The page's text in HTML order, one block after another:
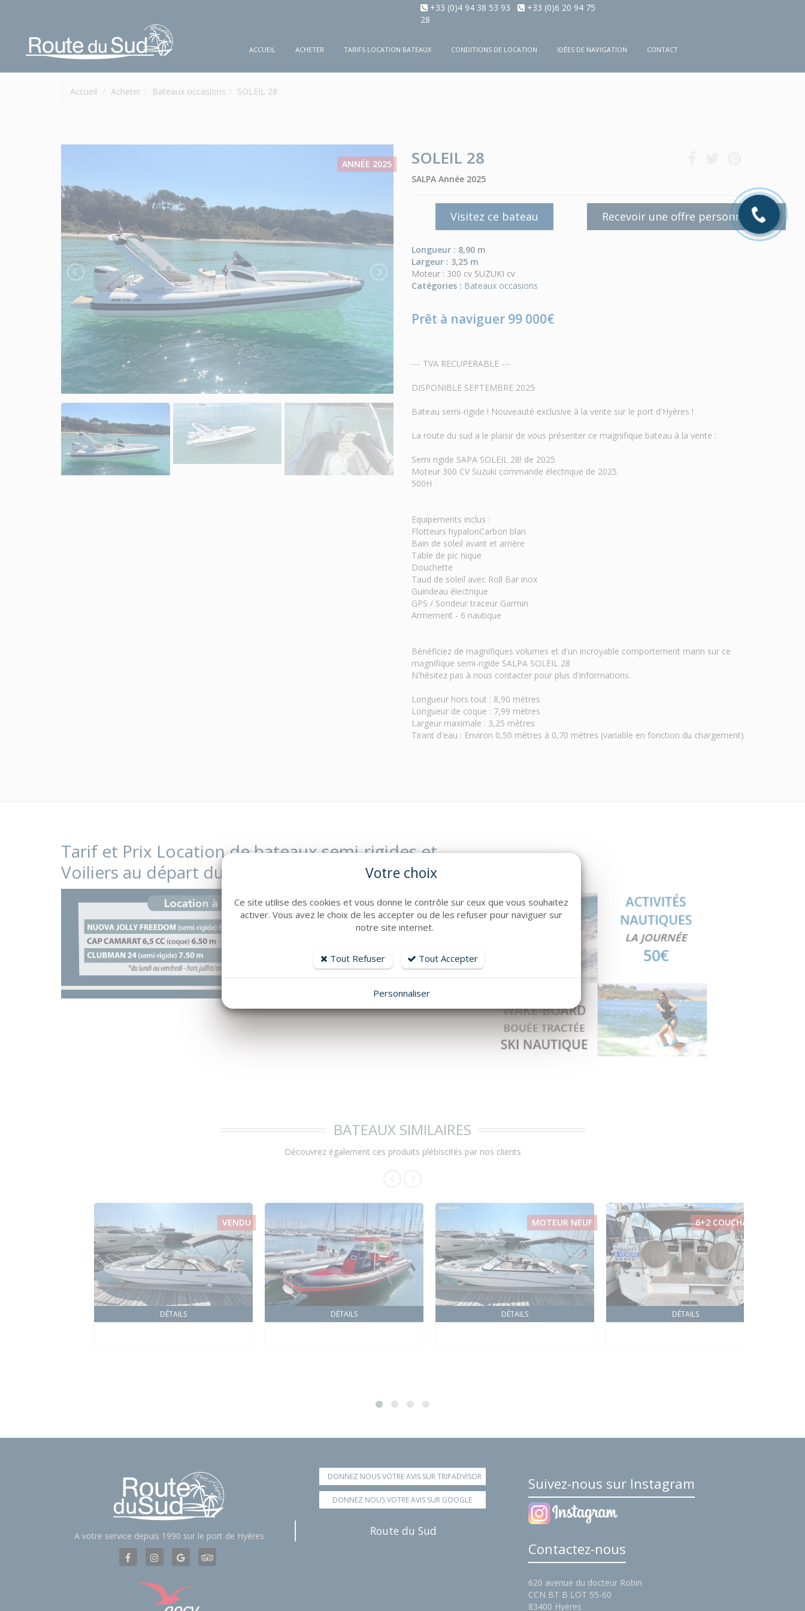
+33 (0)4 94 38 53 93
+33 (0)6 20 94 75
28
ACCUEIL ACHETER TARIFS LOCATION BATEAUX CONDITIONS DE LOCATION IDÉES DE NAVIGATION CONTACT
Accueil Acheter Bateaux occasions SOLEIL 28
ANNÉE 2025 SOLEIL 28
SALPA Année 2025
Visitez ce bateau Recevoir une offre personnalisée
Longueur : 8,90 m
Largeur : 3,25 m
Moteur : 300 cv SUZUKI cv
Catégories : Bateaux occasions
Prêt à naviguer 99 000€
--- TVA RECUPERABLE ---
DISPONIBLE SEPTEMBRE 2025
Bateau semi-rigide ! Nouveauté exclusive à la vente sur le port d'Hyères !
La route du sud a le plaisir de vous présenter ce magnifique bateau à la vente :
Semi rigide SAPA SOLEIL 28! de 2025
Moteur 300 CV Suzuki commande électrique de 2025
500H
Equipements inclus :
Flotteurs hypalonCarbon blan
Bain de soleil avant et arrière
Table de pic nique
Douchette
Taud de soleil avec Roll Bar inox
Guindeau électrique
GPS / Sondeur traceur Garmin
Armement - 6 nautique
Bénéficiez de magnifiques volumes et d'un incroyable comportement marin sur ce
magnifique semi-rigide SALPA SOLEIL 28
N'hésitez pas à nous contacter pour plus d'informations.
Longueur hors tout : 8,90 mètres
Longueur de coque : 7,99 mètres
Largeur maximale : 3,25 mètres
Tirant d'eau : Environ 0,50 mètres à 0,70 mètres (variable en fonction du chargement)
Tarif et Prix Location de bateaux semi-rigides et
Voiliers au départ du port d'Hyeres
BATEAUX SIMILAIRES
Découvrez également ces produits plébiscités par nos clients
DÉTAILS
VENDU
DÉTAILS DÉTAILS
MOTEUR NEUF
DÉTAILS
6+2 COUCHAGES
A votre service depuis 1990 sur le port de Hyères
DONNEZ NOUS VOTRE AVIS SUR TRIPADVISOR
DONNEZ NOUS VOTRE AVIS SUR GOOGLE
Route du Sud
Suivez-nous sur Instagram
Contactez-nous
620 avenue du docteur Robin
CCN BT B LOT 55-60
83400 Hyères
Votre choix
Ce site utilise des cookies et vous donne le contrôle sur ceux que vous souhaitez
activer. Vous avez le choix de les accepter ou de les refuser pour naviguer sur
notre site internet.
Tout Refuser Tout Accepter
Personnaliser